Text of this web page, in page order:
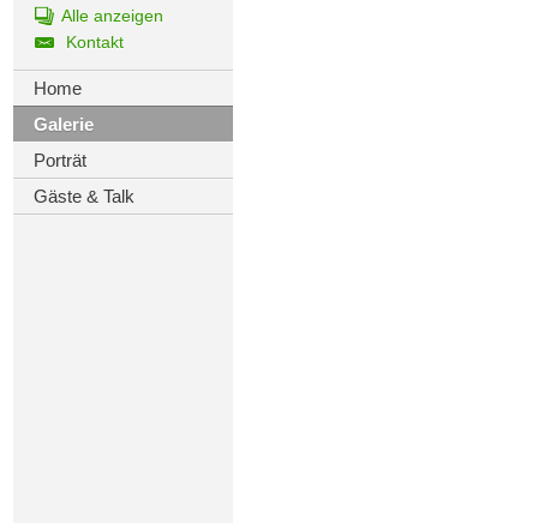
Alle anzeigen
Kontakt
Home
Galerie
Porträt
Gäste & Talk